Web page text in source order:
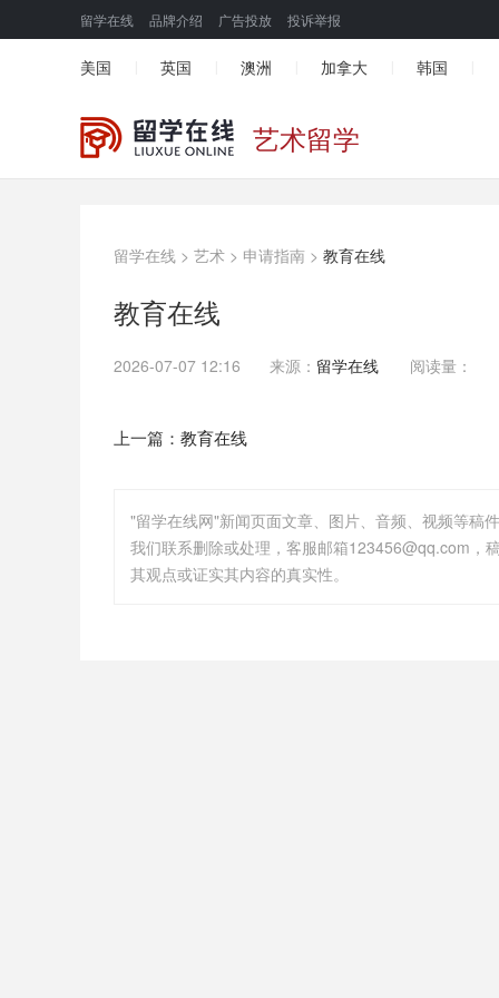
留学在线 品牌介绍 广告投放 投诉举报
美国 英国 澳洲 加拿大 韩国
艺术留学
留学在线 > 艺术 > 申请指南 > 教育在线
教育在线
2026-07-07 12:16 来源： 留学在线 阅读量：
上一篇： 教育在线
"留学在线网"新闻页面文章、图片、音频、视频等稿
其观点或证实其内容的真实性。